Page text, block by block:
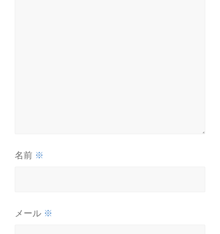
名前 ※
メール ※